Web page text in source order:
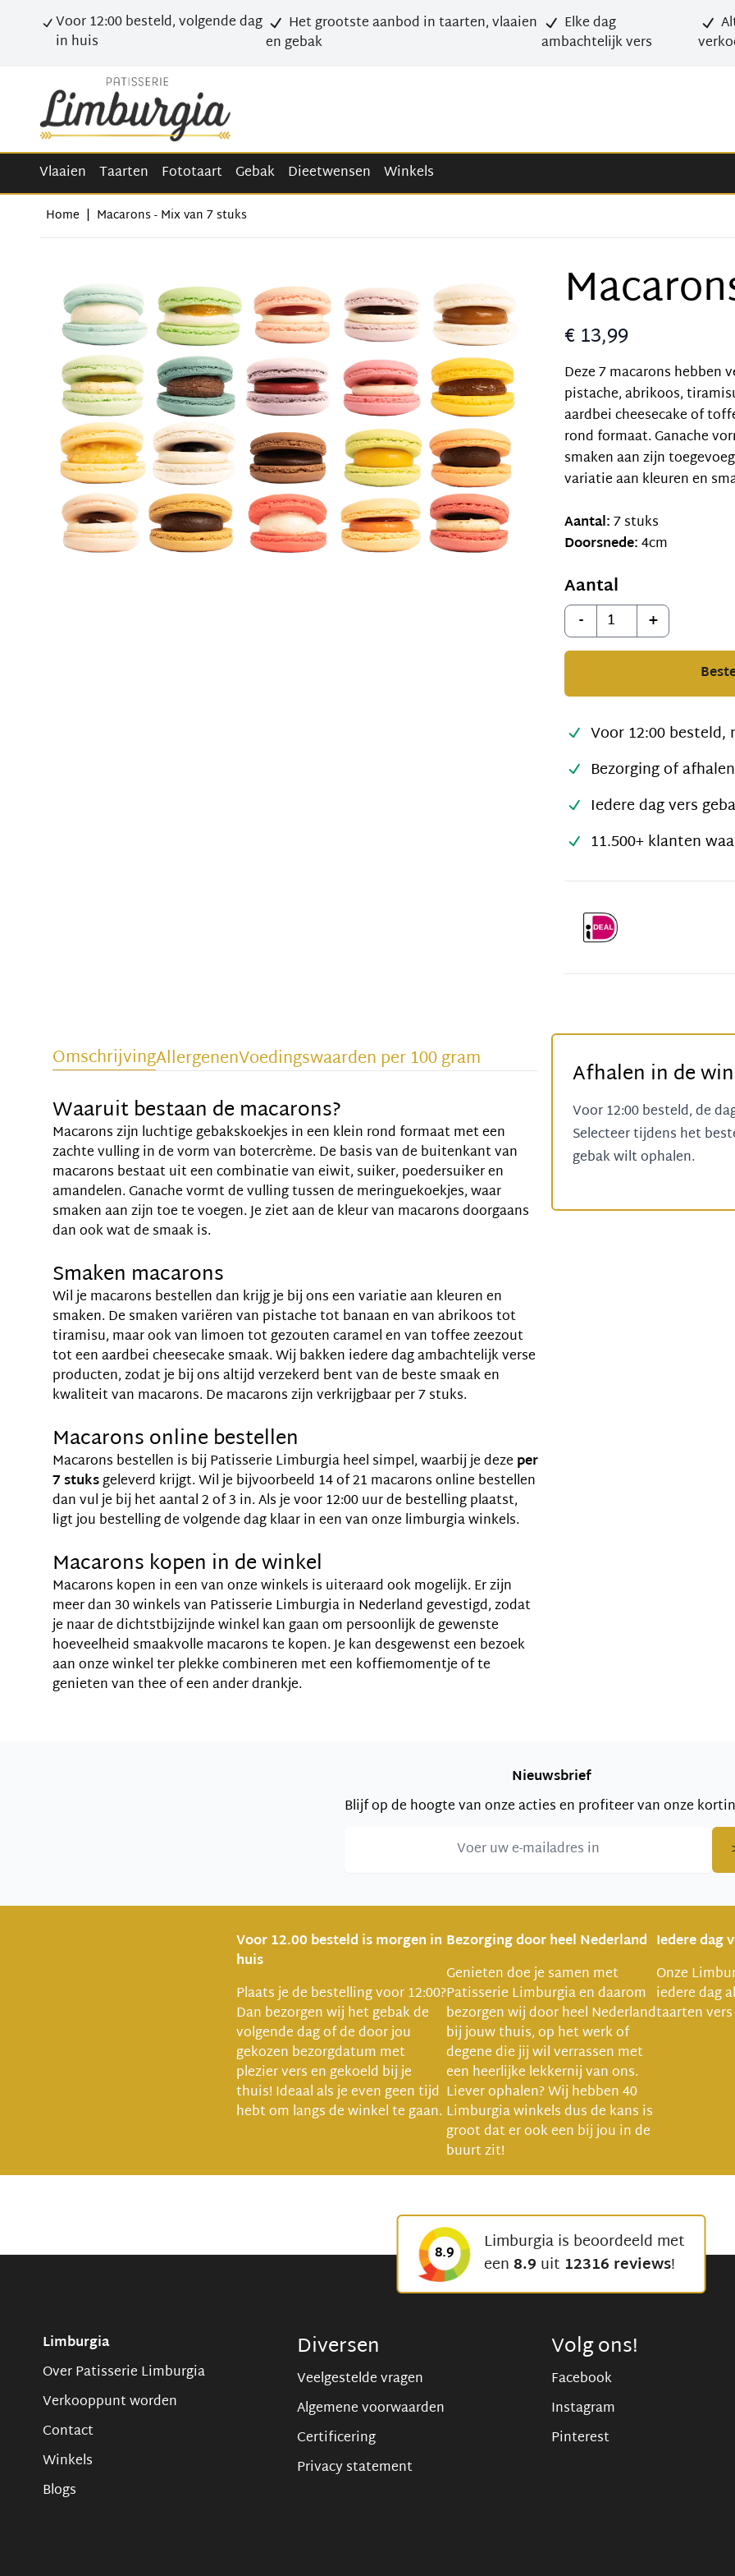
Voor 12:00 besteld, volgende dag
in huis
Het grootste aanbod in taarten, vlaaien
en gebak
Elke dag
ambachtelijk vers
Vlaaien Taarten Fototaart Gebak Dieetwensen Winkels
Home | Macarons - Mix van 7 stuks
€ 13,99
Deze 7 macarons hebben
pistache, abrikoos,
aardbei cheesecake of
rond formaat. Ganache
smaken aan zijn
variatie aan kleuren en
Aantal:7 stuks
Doorsnede:4cm
Aantal
-
Aantal +
Voor 12:00 besteld,
Bezorging of
Iedere dag vers
11.500+ klanten
OmschrijvingAllergenenVoedingswaarden per 100 gram
Waaruit bestaan de macarons?
Macarons zijn luchtige gebakskoekjes in een klein rond formaat met een
zachte vulling in de vorm van botercrème. De basis van de buitenkant van
macarons bestaat uit een combinatie van eiwit, suiker, poedersuiker en
amandelen. Ganache vormt de vulling tussen de meringuekoekjes, waar
smaken aan zijn toe te voegen. Je ziet aan de kleur van macarons doorgaans
dan ook wat de smaak is.
Smaken macarons
Wil je macarons bestellen dan krijg je bij ons een variatie aan kleuren en
smaken. De smaken variëren van pistache tot banaan en van abrikoos tot
tiramisu, maar ook van limoen tot gezouten caramel en van toffee zeezout
tot een aardbei cheesecake smaak. Wij bakken iedere dag ambachtelijk verse
producten, zodat je bij ons altijd verzekerd bent van de beste smaak en
kwaliteit van macarons. De macarons zijn verkrijgbaar per 7 stuks.
Macarons online bestellen
Macarons bestellen is bij Patisserie Limburgia heel simpel, waarbij je deze per
7 stuksgeleverd krijgt. Wil je bijvoorbeeld 14 of 21 macarons online bestellen
dan vul je bij het aantal 2 of 3 in. Als je voor 12:00 uur de bestelling plaatst,
ligt jou bestelling de volgende dag klaar in een van onze limburgia winkels.
Macarons kopen in de winkel
Macarons kopen in een van onze winkels is uiteraard ook mogelijk. Er zijn
meer dan 30 winkels van Patisserie Limburgia in Nederland gevestigd, zodat
je naar de dichtstbijzijnde winkel kan gaan om persoonlijk de gewenste
hoeveelheid smaakvolle macarons te kopen. Je kan desgewenst een bezoek
aan onze winkel ter plekke combineren met een koffiemomentje of te
genieten van thee of een ander drankje.
Afhalen in de
Voor 12:00 besteld, de
Selecteer tijdens het
gebak wilt ophalen.
Nieuwsbrief
Blijf op de hoogte van onze acties en profiteer van onze
Voor 12.00 besteld is morgen in
huis
Plaats je de bestelling voor 12:00?
Dan bezorgen wij het gebak de
volgende dag of de door jou
gekozen bezorgdatum met
plezier vers en gekoeld bij je
thuis! Ideaal als je even geen tijd
hebt om langs de winkel te gaan.
Bezorging door heel Nederland
Genieten doe je samen met
Patisserie Limburgia en daarom
bezorgen wij door heel Nederland
bij jouw thuis, op het werk of
degene die jij wil verrassen met
een heerlijke lekkernij van ons.
Liever ophalen? Wij hebben 40
Limburgia winkels dus de kans is
groot dat er ook een bij jou in de
buurt zit!
Iedere dag
Onze
iedere dag
taarten
8.9
Limburgia is beoordeeld met
een 8.9 uit 12316 reviews!
Limburgia
Over Patisserie Limburgia
Verkooppunt worden
Contact
Winkels
Blogs
Diversen
Veelgestelde vragen
Algemene voorwaarden
Certificering
Privacy statement
Volg ons!
Facebook
Instagram
Pinterest